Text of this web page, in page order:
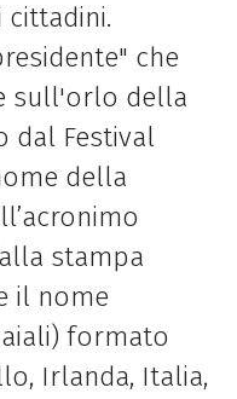
cittadini.
che
sull'orlo della
dal Festival
della
stampa
il nome
formato
Irlanda, Italia,